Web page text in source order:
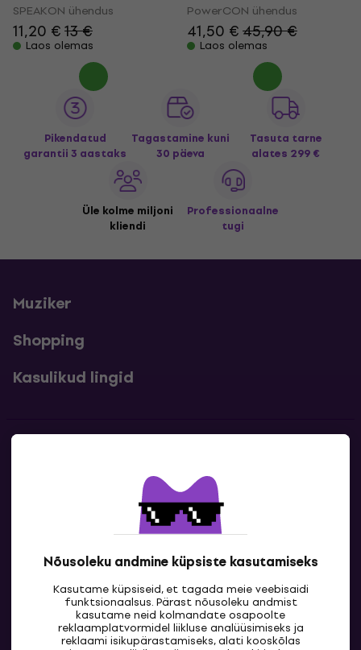
Nõusoleku andmine küpsiste kasutamiseks
Kasutame küpsiseid, et tagada meie veebisaidi
funktsionaalsus. Pärast nõusoleku andmist
kasutame neid kolmandate osapoolte
reklaamplatvormidel liikluse analüüsimiseks ja
reklaami isikupärastamiseks, alati kooskõlas
SPEAKON ühendus
11,20 €13 €
Laos olemas
PowerCON ühendus
41,50 €45,90 €
Laos olemas
Pikendatud
garantii 3 aastaks
Tagastamine kuni
30 päeva
Tasuta tarne
alates 299 €
Üle kolme miljoni
kliendi
Professionaalne
tugi
Muziker
Shopping
Kasulikud lingid
Kontaktandmed